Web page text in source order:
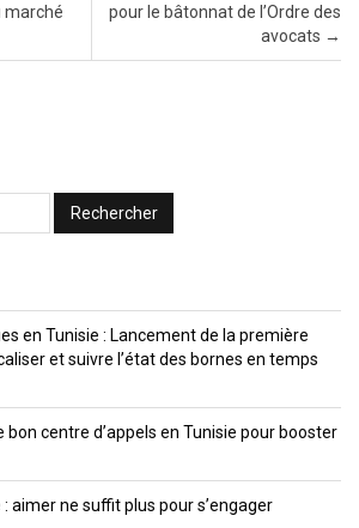
marché
pour le bâtonnat de l’Ordre des
avocats →
en Tunisie : Lancement de la première
et suivre l’état des bornes en temps
centre d’appels en Tunisie pour booster
aimer ne suffit plus pour s’engager